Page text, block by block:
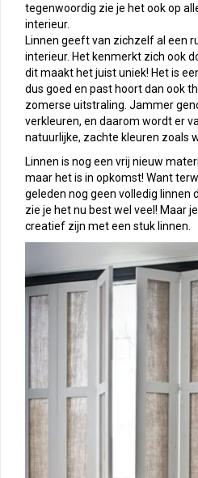
tegenwoordig zie je het ook op
interieur.
Linnen geeft van zichzelf al een
interieur. Het kenmerkt zich ook
dit maakt het juist uniek! Het is
dus goed en past hoort dan ook
zomerse uitstraling. Jammer
verkleuren, en daarom wordt er
natuurlijke, zachte kleuren zoals
Linnen is nog een vrij nieuw
maar het is in opkomst! Want
geleden nog geen volledig linnen
zie je het nu best wel veel! Maar
creatief zijn met een stuk linnen.